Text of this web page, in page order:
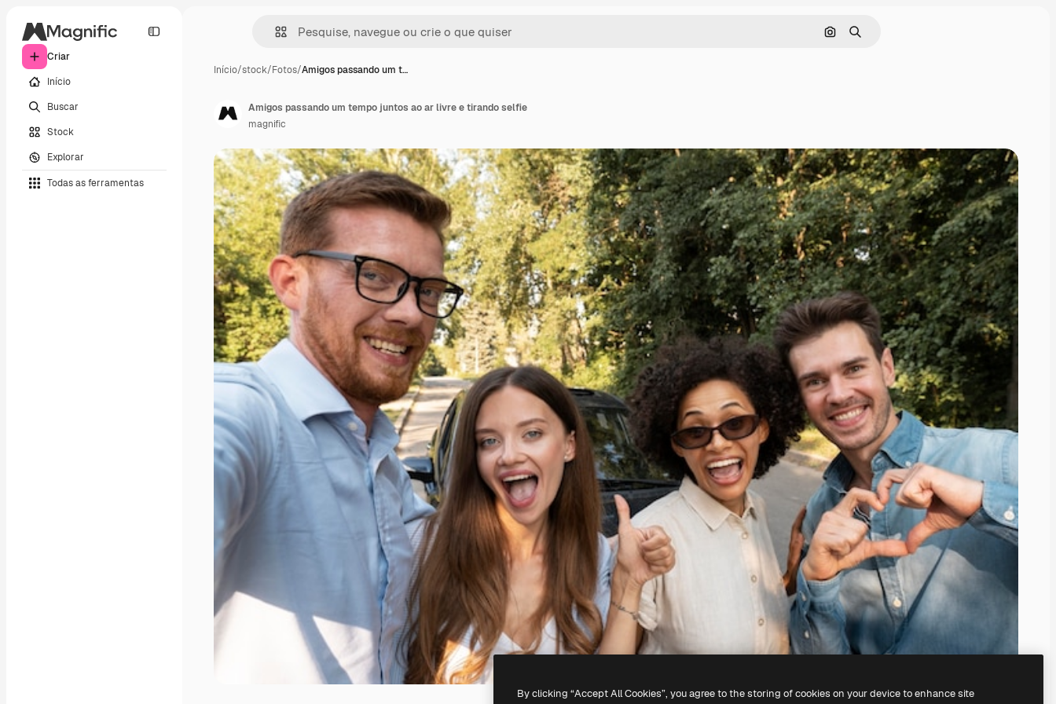
Criar
Início
Buscar
Stock
Explorar
Todas as ferramentas
Pesquisar por imagem
Buscar
Início/stock/Fotos/Amigos passando um t…
Amigos passando um tempo juntos ao ar livre e tirando selfie
magnific
By clicking “Accept All Cookies”, you agree to the storing of cookies on your device to enhance site